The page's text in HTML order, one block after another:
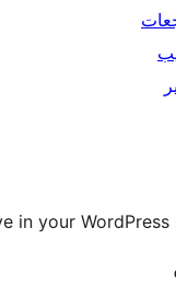
in your WordPress